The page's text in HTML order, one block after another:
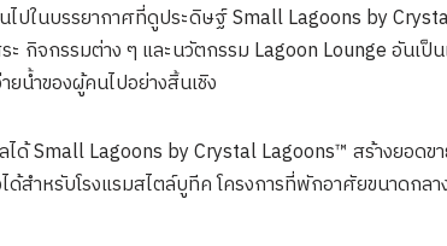
ไปในบรรยากาศที่ดูประดิษฐ์ Small Lagoons by
ะ กิจกรรมต่าง ๆ และนวัตกรรม Lagoon Lounge อัน
น้ำของผู้คนไปอย่างสิ้นเชิง
Small Lagoons by Crystal Lagoons™ สร้างยอดขา
ได้สำหรับโรงแรมสไตล์บูทีค โครงการที่พักอาศัยขนาดก